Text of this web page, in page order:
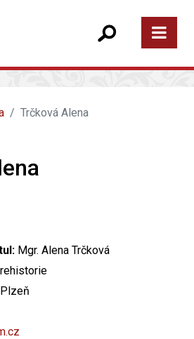
Trčková Alena
Mgr. Alena Trčková